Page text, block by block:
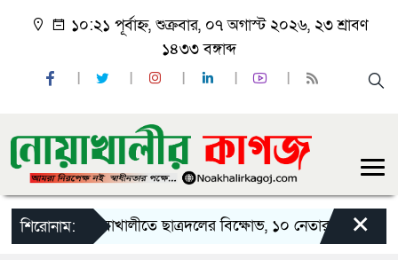
১০:২১ পূর্বাহ্ন, শুক্রবার, ০৭ অগাস্ট ২০২৬, ২৩ শ্রাবণ
১৪৩৩ বঙ্গাব্দ
শিরোনাম:নোয়াখালীতে ছাত্রদলের বিক্ষোভ, ১০ নেতার পদত্যাগ ×